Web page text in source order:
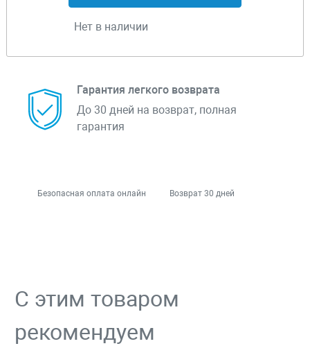
Нет в наличии
Гарантия легкого возврата
До 30 дней на возврат, полная
гарантия
Безопасная оплата онлайн Возврат 30 дней
С этим товаром
рекомендуем